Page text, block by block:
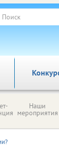
Наши
мероприятия